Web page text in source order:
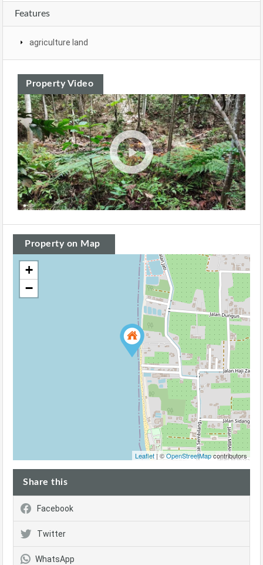
Features
agriculture land
Property Video
Property on Map
+
−
Leaflet | ©OpenStreetMapcontributors
Share this
Facebook
Twitter
WhatsApp